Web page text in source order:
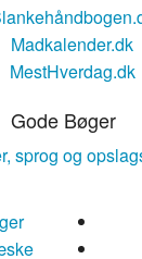
Madkalender.dk
MestHverdag.dk
Gode Bøger
sprog og